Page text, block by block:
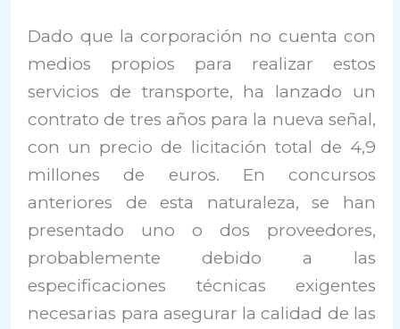
Dado que la corporación no cuenta con
medios propios para realizar estos
servicios de transporte, ha lanzado un
contrato de tres años para la nueva señal,
con un precio de licitación total de 4,9
millones de euros. En concursos
anteriores de esta naturaleza, se han
presentado uno o dos proveedores,
probablemente debido a las
especificaciones técnicas exigentes
necesarias para asegurar la calidad de las